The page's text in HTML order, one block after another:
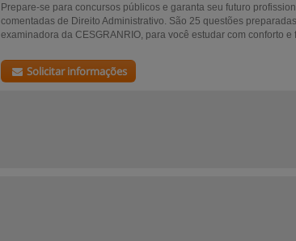
Prepare-se para concursos públicos e garanta seu futuro
comentadas de Direito Administrativo. São 25 questões
examinadora da CESGRANRIO, para você estudar com conforto e
Solicitar informações